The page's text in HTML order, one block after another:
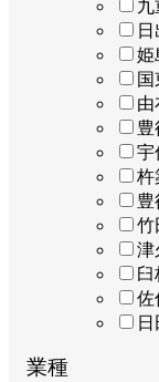
姫
豊
宇
杵
豊
竹
津
佐
業種